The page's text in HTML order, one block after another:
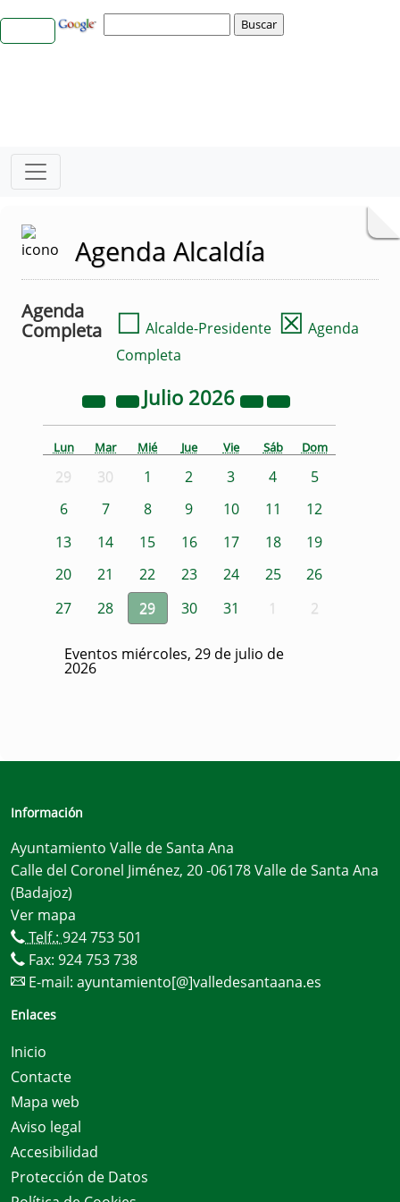
Agenda Alcaldía
Agenda
Completa
☐ Alcalde-Presidente ☒ Agenda
Completa
Julio 2026
Lun Mar Mié Jue Vie Sáb Dom
29 30 1 2 3 4
5
6
7 8 9 10 11
12
13
14 15 16 17 18
19
20
21 22 23 24 25
26
27
28 29 30 31 1 2
Eventos miércoles, 29 de julio de
2026
Información
Ayuntamiento Valle de Santa Ana
Calle del Coronel Jiménez, 20 -06178 Valle de Santa Ana
(Badajoz)
Ver mapa
Telf.: 924 753 501
Fax: 924 753 738
E-mail: ayuntamiento[@]valledesantaana.es
Enlaces
Inicio
Contacte
Mapa web
Aviso legal
Accesibilidad
Protección de Datos